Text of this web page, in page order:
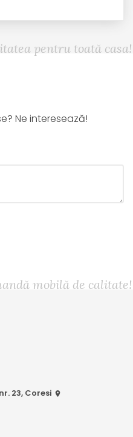
pentru toată casa!
Ne interesează!
mobilă de calitate!
23, Coresi